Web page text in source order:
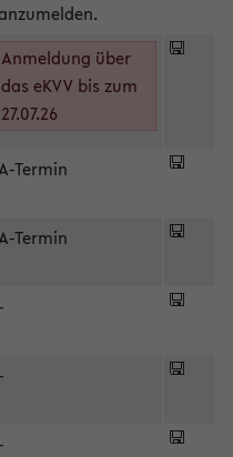
Anmeldung über
das eKVV bis zum
27.07.26
Termin
Termin